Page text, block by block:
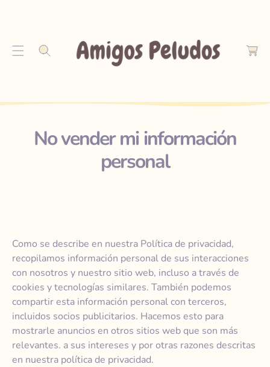
A
C
r
No vender mi información
personal
Como se describe en nuestra Política de privacidad,
recopilamos información personal de sus interacciones
con nosotros y nuestro sitio web, incluso a través de
cookies y tecnologías similares. También podemos
compartir esta información personal con terceros,
incluidos socios publicitarios. Hacemos esto para
mostrarle anuncios en otros sitios web que son más
relevantes. a sus intereses y por otras razones descritas
en nuestra política de privacidad.